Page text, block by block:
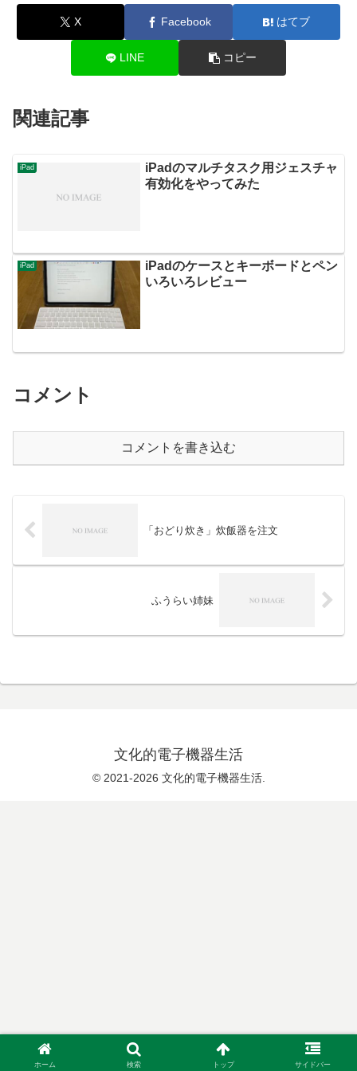
X Facebook はてブ
LINE コピー
関連記事
iPad
iPadのマルチタスク用ジェスチャ
有効化をやってみた
iPad
iPadのケースとキーボードとペン
いろいろレビュー
コメント
コメントを書き込む
「おどり炊き」炊飯器を注文
ふうらい姉妹
文化的電子機器生活
© 2021-2026 文化的電子機器生活.
ホーム 検索 トップ サイドバー